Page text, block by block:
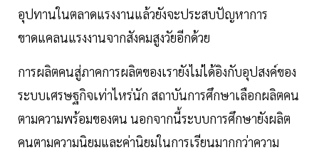
อุปทานในตลาดแรงงานแล้วยังจะประสบปัญหาการ
ขาดแคลนแรงงานจากสังคมสูงวัยอีกด้วย
การผลิตคนสู่ภาคการผลิตของเรายังไม่ได้อิงกับอุปสงค์ของ
ระบบเศรษฐกิจเท่าไหร่นัก สถาบันการศึกษาเลือกผลิตคน
ตามความพร้อมของตน นอกจากนี้ระบบการศึกษายังผลิต
คนตามความนิยมและค่านิยมในการเรียนมากกว่าความ